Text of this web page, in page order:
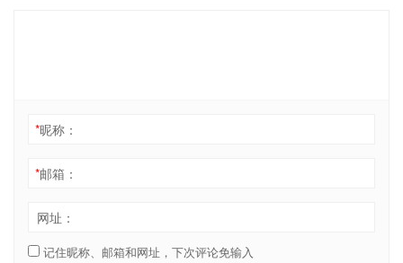
*昵称：
*邮箱：
网址：
记住昵称、邮箱和网址，下次评论免输入